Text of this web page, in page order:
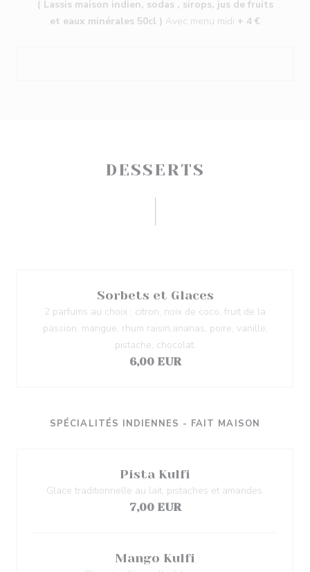
( Lassis maison indien, sodas , sirops, jus de fruits
et eaux minérales 50cl ) Avec menu midi + 4 €
DESSERTS
Sorbets et Glaces
2 parfums au choix : citron, noix de coco, fruit de la
passion, mangue, rhum raisin,ananas, poire, vanille,
pistache, chocolat.
6,00 EUR
SPÉCIALITÉS INDIENNES - FAIT MAISON
Pista Kulfi
Glace traditionnelle au lait, pistaches et amandes.
7,00 EUR
Mango Kulfi